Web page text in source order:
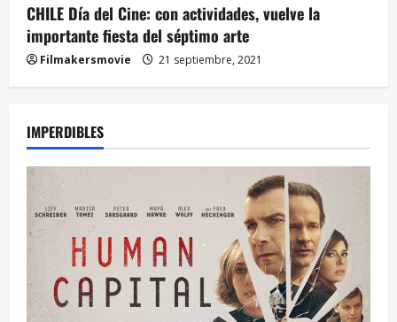
CHILE Día del Cine: con actividades, vuelve la
importante fiesta del séptimo arte
Filmakersmovie 21 septiembre, 2021
IMPERDIBLES